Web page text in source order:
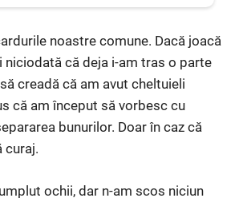
noastre comune. Dacă joacă
niciodată că deja i-am tras o parte
creadă că am avut cheltuieli
că am început să vorbesc cu
bunurilor. Doar în caz că
curaj.
ochii, dar n-am scos niciun